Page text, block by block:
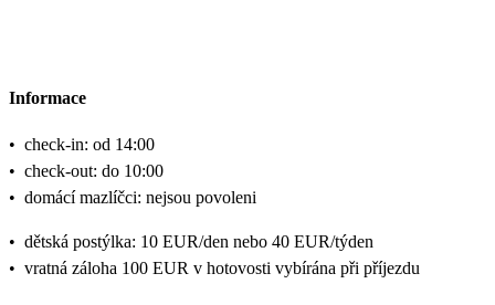
Informace
• check-in: od 14:00
• check-out: do 10:00
• domácí mazlíčci: nejsou povoleni
• dětská postýlka: 10 EUR/den nebo 40 EUR/týden
• vratná záloha 100 EUR v hotovosti vybírána při příjezdu